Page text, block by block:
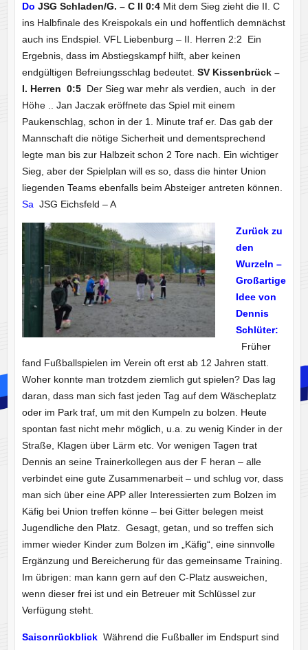
Do JSG Schladen/G. – C II 0:4 Mit dem Sieg zieht die II. C
ins Halbfinale des Kreispokals ein und hoffentlich demnächst
auch ins Endspiel. VFL Liebenburg – II. Herren 2:2 Ein
Ergebnis, dass im Abstiegskampf hilft, aber keinen
endgültigen Befreiungsschlag bedeutet. SV Kissenbrück –
I. Herren 0:5 Der Sieg war mehr als verdien, auch in der
Höhe .. Jan Jaczak eröffnete das Spiel mit einem
Paukenschlag, schon in der 1. Minute traf er. Das gab der
Mannschaft die nötige Sicherheit und dementsprechend
legte man bis zur Halbzeit schon 2 Tore nach. Ein wichtiger
Sieg, aber der Spielplan will es so, dass die hinter Union
liegenden Teams ebenfalls beim Absteiger antreten können.
Sa JSG Eichsfeld – A
Zurück zu
den
Wurzeln –
Großartige
Idee von
Dennis
Schlüter:
Früher
fand Fußballspielen im Verein oft erst ab 12 Jahren statt.
Woher konnte man trotzdem ziemlich gut spielen? Das lag
daran, dass man sich fast jeden Tag auf dem Wäscheplatz
oder im Park traf, um mit den Kumpeln zu bolzen. Heute
spontan fast nicht mehr möglich, u.a. zu wenig Kinder in der
Straße, Klagen über Lärm etc. Vor wenigen Tagen trat
Dennis an seine Trainerkollegen aus der F heran – alle
verbindet eine gute Zusammenarbeit – und schlug vor, dass
man sich über eine APP aller Interessierten zum Bolzen im
Käfig bei Union treffen könne – bei Gitter belegen meist
Jugendliche den Platz. Gesagt, getan, und so treffen sich
immer wieder Kinder zum Bolzen im „Käfig“, eine sinnvolle
Ergänzung und Bereicherung für das gemeinsame Training.
Im übrigen: man kann gern auf den C-Platz ausweichen,
wenn dieser frei ist und ein Betreuer mit Schlüssel zur
Verfügung steht.
SaisonrückblickWährend die Fußballer im Endspurt sind